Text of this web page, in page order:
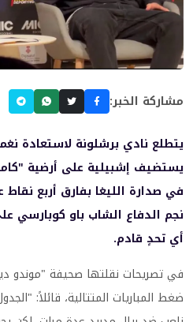
مشاركة الخبر:
يتطلع نادي برشلونة لاستعادة
يستضيف إشبيلية على أرضية
في صدارة الليغا بفارق أربع
نجم الدفاع الشاب باو كوبارسي
أي تحدٍ قادم.
في تصريحات نقلتها صحيفة "موندو
ضغط المباريات المتتالية، قائلاً: